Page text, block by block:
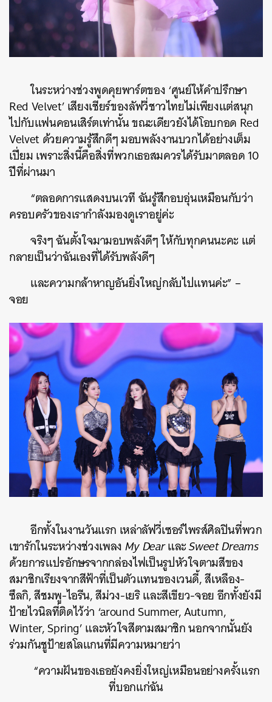
ในระหว่างช่วงพูดคุยพาร์ตของ ‘ศูนย์ให้คำปรึกษา
Red Velvet’ เสียงเชียร์ของลัฟวี่ชาวไทยไม่เพียงแต่สนุก
ไปกับแฟนคอนเสิร์ตเท่านั้น ขณะเดียวยังได้โอบกอด Red
Velvet ด้วยความรู้สึกดีๆ มอบพลังงานบวกได้อย่างเต็ม
เปี่ยม เพราะสิ่งนี้คือสิ่งที่พวกเธอสมควรได้รับมาตลอด 10
ปีที่ผ่านมา
“ตลอดการแสดงบนเวที ฉันรู้สึกอบอุ่นเหมือนกับว่า
ครอบครัวของเรากำลังมองดูเราอยู่ค่ะ
จริงๆ ฉันตั้งใจมามอบพลังดีๆ ให้กับทุกคนนะคะ แต่
กลายเป็นว่าฉันเองที่ได้รับพลังดีๆ
และความกล้าหาญอันยิ่งใหญ่กลับไปแทนค่ะ” –
จอย
อีกทั้งในงานวันแรก เหล่าลัฟวี่เซอร์ไพรส์ศิลปินที่พวก
เขารักในระหว่างช่วงเพลงMy DearและSweet Dreams
ด้วยการแปรอักษรจากกล่องไฟเป็นรูปหัวใจตามสีของ
สมาชิกเรียงจากสีฟ้าที่เป็นตัวแทนของเวนดี้, สีเหลือง-
ซึลกิ, สีชมพู-ไอรีน, สีม่วง-เยริ และสีเขียว-จอย อีกทั้งยังมี
ป้ายไวนิลที่ติดไว้ว่า ‘around Summer, Autumn,
Winter, Spring’ และหัวใจสีตามสมาชิก นอกจากนั้นยัง
ร่วมกันชูป้ายสโลแกนที่มีความหมายว่า
“ความฝันของเธอยังคงยิ่งใหญ่เหมือนอย่างครั้งแรก
ที่บอกแก่ฉัน